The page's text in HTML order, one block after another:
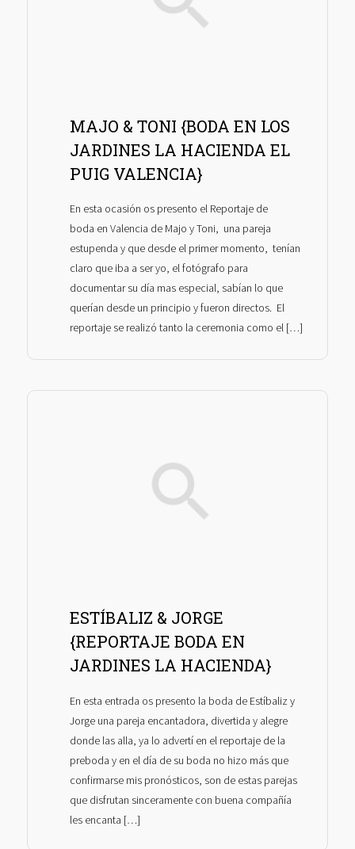
MAJO & TONI {BODA EN LOS
JARDINES LA HACIENDA EL
PUIG VALENCIA}
En esta ocasión os presento el Reportaje de
boda en Valencia de Majo y Toni, una pareja
estupenda y que desde el primer momento, tenían
claro que iba a ser yo, el fotógrafo para
documentar su día mas especial, sabían lo que
querían desde un principio y fueron directos. El
reportaje se realizó tanto la ceremonia como el […]
ESTÍBALIZ & JORGE
{REPORTAJE BODA EN
JARDINES LA HACIENDA}
En esta entrada os presento la boda de Estíbaliz y
Jorge una pareja encantadora, divertida y alegre
donde las alla, ya lo advertí en el reportaje de la
preboda y en el día de su boda no hizo más que
confirmarse mis pronósticos, son de estas parejas
que disfrutan sinceramente con buena compañía
les encanta […]